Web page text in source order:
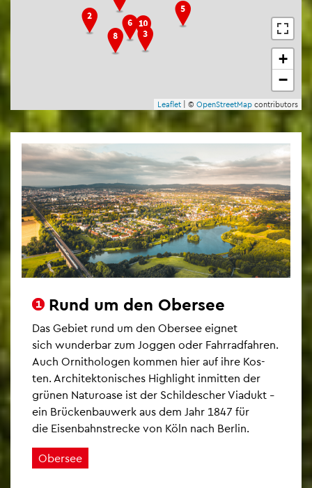
+
−
Leaf­let | © Open­Street­Map con­tri­bu­tors
1
1 Rund um den Ober­see
Das Ge­biet rund um den Ober­see eig­net
sich wun­der­bar zum Jog­gen oder Fahr­rad­fah­ren.
Auch Or­ni­tho­lo­gen kom­men hier auf ihre Kos­
ten. Ar­chi­tek­to­ni­sches High­light in­mit­ten der
grü­nen Na­tur­oa­se ist der Schil­descher Via­dukt –
ein Brü­cken­bau­werk aus dem Jahr 1847 für
die Ei­sen­bahn­stre­cke von Köln nach Ber­lin.
Ober­see